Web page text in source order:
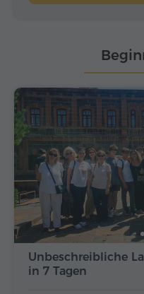
Unbeschreibliche
in 7 Tagen